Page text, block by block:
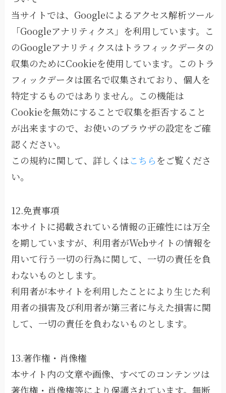
当サイトでは、Googleによるアクセス解析ツール
「Googleアナリティクス」を利用しています。こ
のGoogleアナリティクスはトラフィックデータの
収集のためにCookieを使用しています。このトラ
フィックデータは匿名で収集されており、個人を
特定するものではありません。この機能は
Cookieを無効にすることで収集を拒否すること
が出来ますので、お使いのブラウザの設定をご確
認ください。
この規約に関して、詳しくはこちらをご覧くださ
い。
12.免責事項
本サイトに掲載されている情報の正確性には万全
を期していますが、利用者がWebサイトの情報を
用いて行う一切の行為に関して、一切の責任を負
わないものとします。
利用者が本サイトを利用したことにより生じた利
用者の損害及び利用者が第三者に与えた損害に関
して、一切の責任を負わないものとします。
13.著作権・肖像権
本サイト内の文章や画像、すべてのコンテンツは
著作権・肖像権等により保護されています。無断